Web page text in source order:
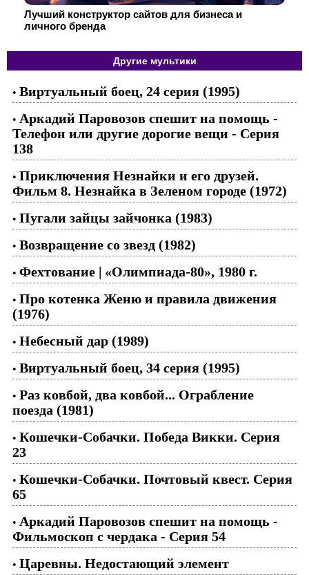
Лучший конструктор сайтов для бизнеса и
личного бренда
Другие мультики
• Виртуальный боец, 24 серия (1995)
• Аркадий Паровозов спешит на помощь -
Телефон или другие дорогие вещи - Серия
138
• Приключения Незнайки и его друзей.
Фильм 8. Незнайка в Зеленом городе (1972)
• Пугали зайцы зайчонка (1983)
• Возвращение со звезд (1982)
• Фехтование | «Олимпиада-80», 1980 г.
• Про котенка Женю и правила движения
(1976)
• Небесный дар (1989)
• Виртуальный боец, 34 серия (1995)
• Раз ковбой, два ковбой... Ограбление
поезда (1981)
• Кошечки-Собачки. Победа Викки. Серия
23
• Кошечки-Собачки. Почтовый квест. Серия
65
• Аркадий Паровозов спешит на помощь -
Фильмоскоп с чердака - Серия 54
• Царевны. Недостающий элемент